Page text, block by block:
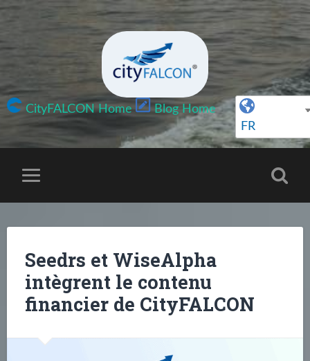
CityFALCON Home
Blog Home
FR
Seedrs et WiseAlpha
intègrent le contenu
financier de CityFALCON